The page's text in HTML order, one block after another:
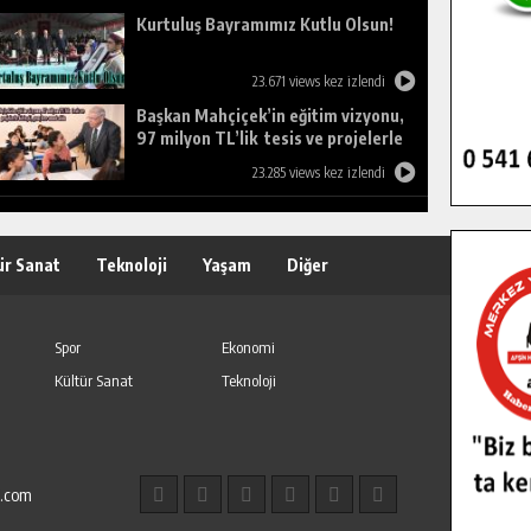
Kurtuluş Bayramımız Kutlu Olsun!
23.671 views kez izlendi
Başkan Mahçiçek’in eğitim vizyonu,
97 milyon TL’lik tesis ve projelerle
23.285 views kez izlendi
Sanat Teknoloji Yaşam Diğer
Spor
Ekonomi
Kültür Sanat
Teknoloji